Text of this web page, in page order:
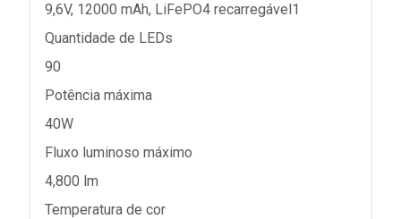
9,6V, 12000 mAh, LiFePO4 recarregável1
Quantidade de LEDs
90
Potência máxima
40W
Fluxo luminoso máximo
4,800 lm
Temperatura de cor